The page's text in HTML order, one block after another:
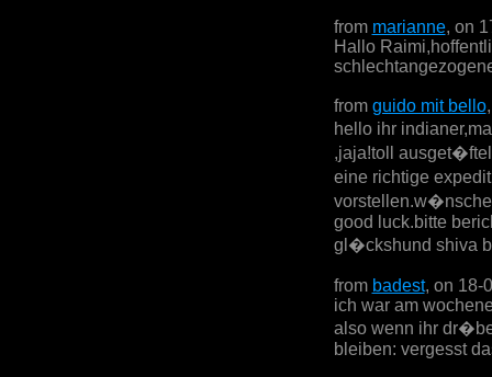
from marianne, on
Hallo
from guido mit bello
hello ihr
,jaja!toll
eine richtige
good luck.bitte
gl�ckshund shiva
from badest, on 18-
ich war am
also wenn ihr
bleiben: vergesst